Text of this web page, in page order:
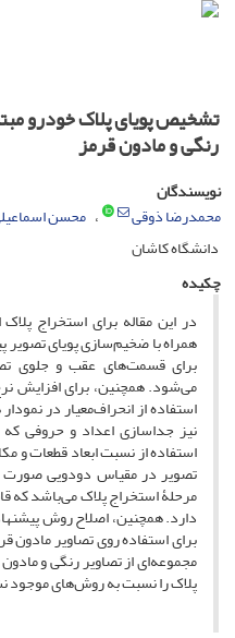
تشخیص پویای پلاک خودرو
رنگی و مادون قرمز
نویسندگان
محمدرضا ذوقی
محسن
دانشگاه کاشان
چکیده
در این مقاله برای استخراج
همراه با ضخیم‌سازی پویای
برای قسمت‌های عقب و جلوی
می‌شود. همچنین، برای افزایش
استفاده از انحراف‌معیار در
نیز جداسازی اعداد و حروفی که
استفاده از نسبت ابعاد قطعات و
تصویر در مقیاس دودویی صورت
مرحلۀ استخراج پلاک می‌باشد که
دارد. همچنین، اصلاح روش
برای استفاده روی تصاویر مادون
مجموعه‌ای از تصاویر رنگی و
پلاک را نسبت به روش‌های موجود